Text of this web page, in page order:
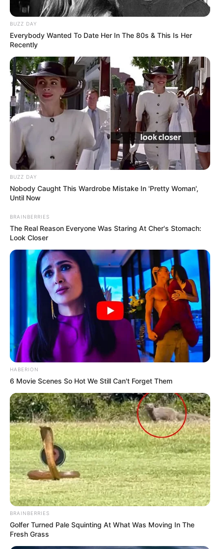
BUZZ DAY
Everybody Wanted To Date Her In The 80s & This Is Her
Recently
BUZZ DAY
Nobody Caught This Wardrobe Mistake In 'Pretty Woman',
Until Now
BRAINBERRIES
The Real Reason Everyone Was Staring At Cher's Stomach:
Look Closer
HABERION
6 Movie Scenes So Hot We Still Can't Forget Them
BRAINBERRIES
Golfer Turned Pale Squinting At What Was Moving In The
Fresh Grass